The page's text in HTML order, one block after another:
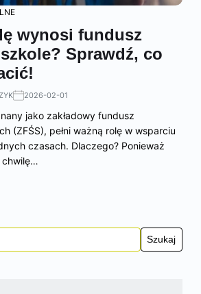
wynosi fundusz
Sprawdź, co
2026-02-01
jako zakładowy fundusz
(ZFŚS), pełni ważną rolę w wsparciu
czasach. Dlaczego? Ponieważ
chwilę…